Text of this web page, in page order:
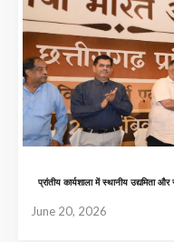
प्रांतीय कार्यशाला में स्थानीय उद्यमिता
June 20, 2026